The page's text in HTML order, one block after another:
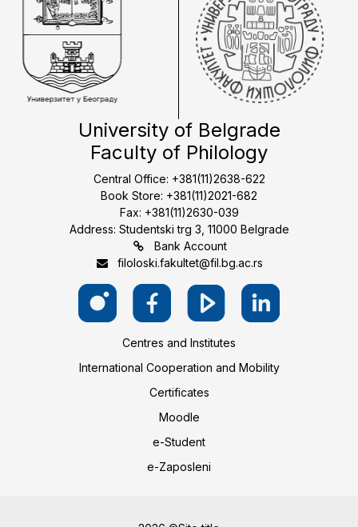
University of Belgrade
Faculty of Philology
Central Office: +381(11)2638-622
Book Store: +381(11)2021-682
Fax: +381(11)2630-039
Address: Studentski trg 3, 11000 Belgrade
Bank Account
filoloski.fakultet@fil.bg.ac.rs
Centres and Institutes
International Cooperation and Mobility
Certificates
Moodle
e-Student
e-Zaposleni